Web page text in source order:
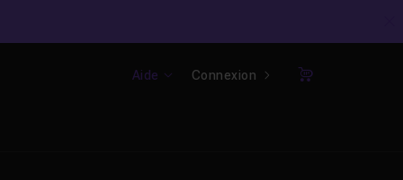
Aide Connexion
Panier